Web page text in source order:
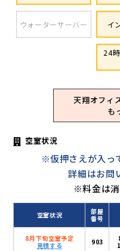
ウォーターサーバー イ
24
天翔オフィ
も
空室状況
※仮押さえが入っ
詳細はお問
※料金は消
空室状況
部屋
番号
8月下旬空室予定
見積する
903